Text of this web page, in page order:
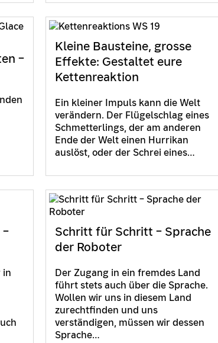
–
Kleine Bausteine, grosse
Effekte: Gestaltet eure
Kettenreaktion
Ein kleiner Impuls kann die Welt
verändern. Der Flügelschlag eines
Schmetterlings, der am anderen
Ende der Welt einen Hurrikan
auslöst, oder der Schrei eines…
in
Schritt für Schritt – Sprache
der Roboter
Der Zugang in ein fremdes Land
führt stets auch über die Sprache.
Wollen wir uns in diesem Land
zurechtfinden und uns
verständigen, müssen wir dessen
Sprache…